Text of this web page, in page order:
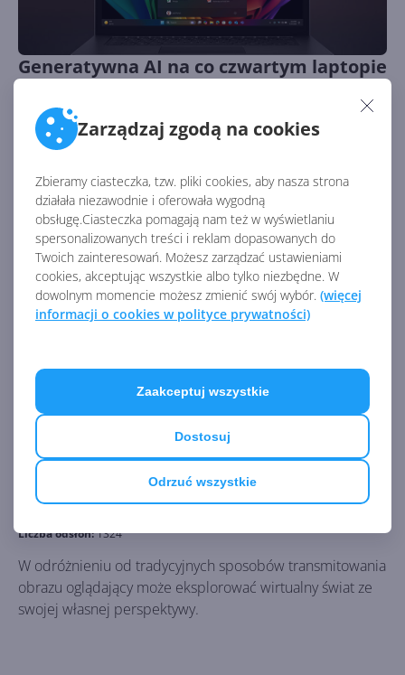
Zarządzaj zgodą na cookies
Zbieramy ciasteczka, tzw. pliki cookies, aby nasza strona
działała niezawodnie i oferowała wygodną
obsługę.Ciasteczka pomagają nam też w wyświetlaniu
spersonalizowanych treści i reklam dopasowanych do
Twoich zainteresowań. Możesz zarządzać ustawieniami
cookies, akceptując wszystkie albo tylko niezbędne. W
dowolnym momencie możesz zmienić swój wybór. (więcej
informacji o cookies w polityce prywatności)
Odrzuć wszystkie
Dostosuj
Zaakceptuj wszystkie
Generatywna AI na co czwartym laptopie
Autor:Krzysztof Sulikowski Opublikowano:
21.01.2025, 08:00
Liczba odsłon:2809
kolejne lata? Czy każdy będzie miał sztuczną inteligencję
w domu?
Microsoft opatentował udostępnianie
obrazu z VR do VR
Liczba odsłon:1324
W odróżnieniu od tradycyjnych sposobów transmitowania
obrazu oglądający może eksplorować wirtualny świat ze
swojej własnej perspektywy.